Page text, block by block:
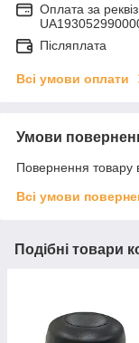
Оплата за
Післяплата
Всі умови оплати
Умови
Повернення товару
Всі умови
Подібні товари